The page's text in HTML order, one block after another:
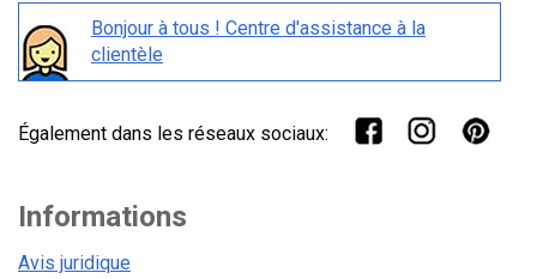
Bonjour à tous ! Centre d'assistance à la
clientèle
Également dans les réseaux sociaux:
Informations
Avis juridique